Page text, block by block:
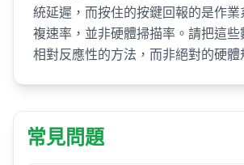
統延遲，而按住的按鍵回報的是作業
複速率，並非硬體掃描率。請把這
相對反應性的方法，而非絕對的硬體
常見問題